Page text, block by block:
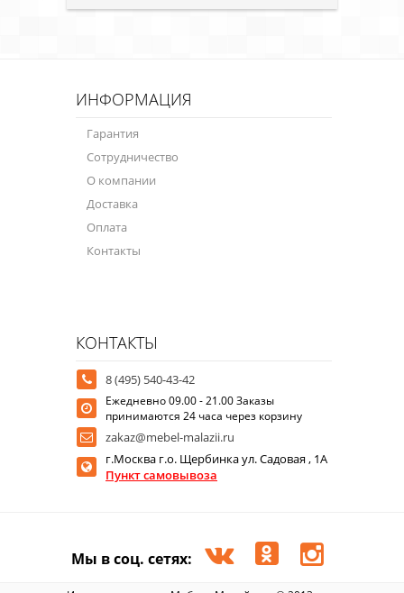
ИНФОРМАЦИЯ
Гарантия
Сотрудничество
О компании
Доставка
Оплата
Контакты
КОНТАКТЫ
8 (495) 540-43-42
Ежедневно 09.00 - 21.00 Заказы
принимаются 24 часа через корзину
zakaz@mebel-malazii.ru
г.Москва г.о. Щербинка ул. Садовая , 1А
Пункт самовывоза
Мы в соц. сетях: